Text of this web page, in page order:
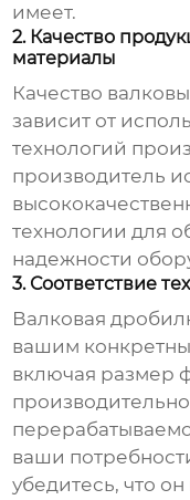
имеет.
2. Качество
материалы
Качество
зависит от
технологий
производитель
технологии для
надежности
3. Соответствие
Валковая
вашим
включая размер
ваши
убедитесь, что